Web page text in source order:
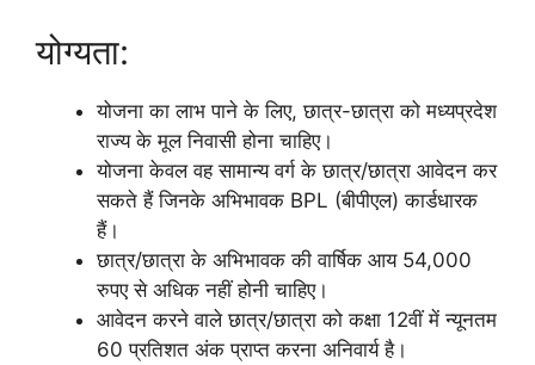
योग्यता:
योजना का लाभ पाने के लिए, छात्र-छात्रा को मध्यप्रदेश
राज्य के मूल निवासी होना चाहिए।
योजना केवल वह सामान्य वर्ग के छात्र/छात्रा आवेदन कर
सकते हैं जिनके अभिभावक BPL (बीपीएल) कार्डधारक
हैं।
छात्र/छात्रा के अभिभावक की वार्षिक आय 54,000
रुपए से अधिक नहीं होनी चाहिए।
आवेदन करने वाले छात्र/छात्रा को कक्षा 12वीं में न्यूनतम
60 प्रतिशत अंक प्राप्त करना अनिवार्य है।